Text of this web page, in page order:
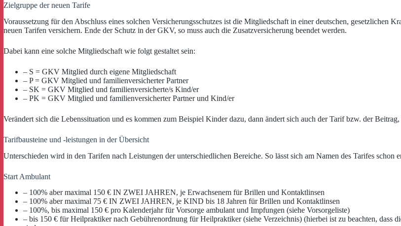
Zielgruppe der neuen Tarife
Voraussetzung für den Abschluss eines solchen Versicherungsschutzes ist die Mitgliedschaft in einer deutschen, gesetzlichen
neuen Tarifen versichern. Ende der Schutz in der GKV, so muss auch die Zusatzversicherung beendet werden.
Dabei kann eine solche Mitgliedschaft wie folgt gestaltet sein:
– S = GKV Mitglied durch eigene Mitgliedschaft
– P = GKV Mitglied und familienversicherter Partner
– SK = GKV Mitglied und familienversicherte/s Kind/er
– PK = GKV Mitglied und familienversicherter Partner und Kind/er
Verändert sich die Lebenssituation und es kommen zum Beispiel Kinder dazu, dann ändert sich auch der Tarif bzw. der Beitrag,
Tarifbausteine und -leistungen in der Übersicht
Unterschieden wird in den Tarifen nach Leistungen der unterschiedlichen Bereiche. So lässt sich am Namen des Tarifes schon
Start Ambulant
– 100% aber maximal 150 € IN ZWEI JAHREN, je Erwachsenem für Brillen und Kontaktlinsen
– 100% aber maximal 75 € IN ZWEI JAHREN, je KIND bis 18 Jahren für Brillen und Kontaktlinsen
– 100%, bis maximal 150 € pro Kalenderjahr für Vorsorge ambulant und Impfungen (siehe Vorsorgeliste)
– bis 150 € für Heilpraktiker nach Gebührenordnung für Heilpraktiker (siehe Verzeichnis) (hierbei ist zu beachten, dass